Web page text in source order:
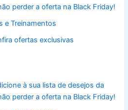
perder a oferta na Black Friday!
e Treinamentos
ofertas exclusivas
à sua lista de desejos da
perder a oferta na Black Friday!